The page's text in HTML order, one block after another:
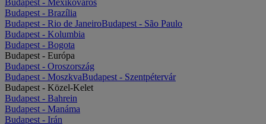
Budapest - Mexikóváros
Budapest - Brazília
Budapest - Rio de JaneiroBudapest - São Paulo
Budapest - Kolumbia
Budapest - Bogota
Budapest - Európa
Budapest - Oroszország
Budapest - MoszkvaBudapest - Szentpétervár
Budapest - Közel-Kelet
Budapest - Bahrein
Budapest - Manáma
Budapest - Irán